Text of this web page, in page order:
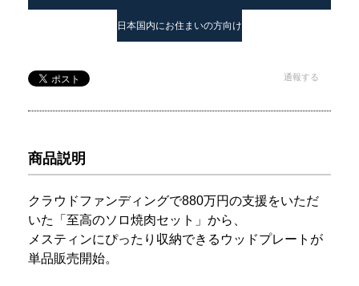
日本国内にお住まいの方向け
通報する
商品説明
クラウドファンディングで880万円の支援をいただ
いた「至高のソロ焼肉セット」から、
メスティンにぴったり収納できるウッドプレートが
単品販売開始。